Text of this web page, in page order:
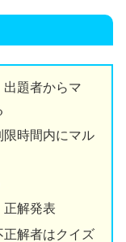
題者からマ
限時間内にマル
正解発表
正解者はクイズ